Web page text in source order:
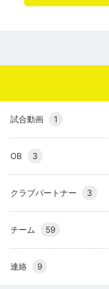
試合動画 1
OB 3
クラブパートナー 3
チーム 59
連絡 9